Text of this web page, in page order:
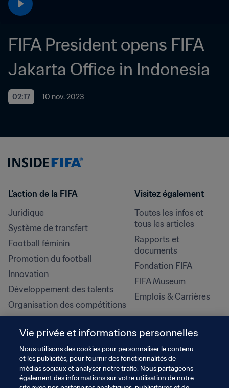
FIFA President opens FIFA
Jakarta Office in Indonesia
02:17 10 nov. 2023
L’action de la FIFA
Juridique
Système de transfert
Football féminin
Promotion du football
Innovation
Développement des talents
Organisation des compétitions
Développement durable
Droits de l'homme et lutte contre
la discrimination
Santé et médical
Initiatives en matière de
Visitez également
Toutes les infos et
tous les articles
Rapports et
documents
Fondation FIFA
FIFA Museum
Emplois & Carrières
Vie privée et informations personnelles
Nous utilisons des cookies pour personnaliser le contenu
et les publicités, pour fournir des fonctionnalités de
médias sociaux et analyser notre trafic. Nous partageons
également des informations sur votre utilisation de notre